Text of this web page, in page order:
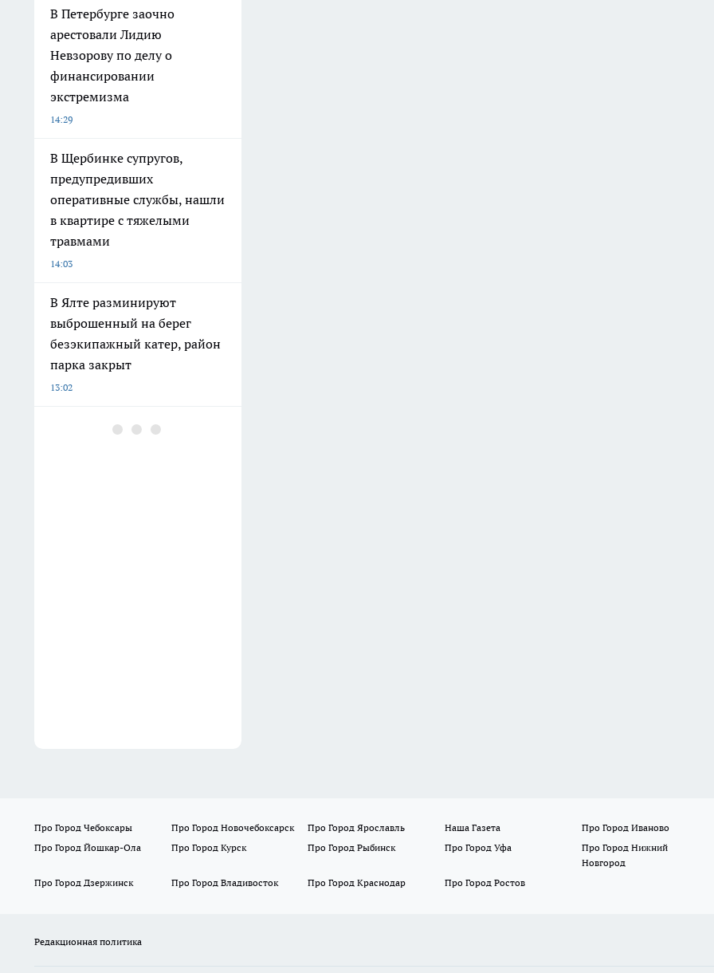
В Петербурге заочно
арестовали Лидию
Невзорову по делу о
финансировании
экстремизма
14:29
В Щербинке супругов,
предупредивших
оперативные службы, нашли
в квартире с тяжелыми
травмами
14:03
В Ялте разминируют
выброшенный на берег
безэкипажный катер, район
парка закрыт
13:02
Хватит переплачивать за
Про Город Чебоксары Про Город Новочебоксарск Про Город Ярославль Наша Газета
Про Город Иваново
Про Город Йошкар-Ола
Про Город Курск Про Город Рыбинск Про Город Уфа
Про Город Нижний
Новгород
Про Город Дзержинск
Про Город Владивосток Про Город Краснодар Про Город Ростов
Редакционная политика